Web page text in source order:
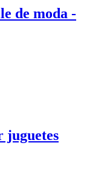
de moda -
juguetes